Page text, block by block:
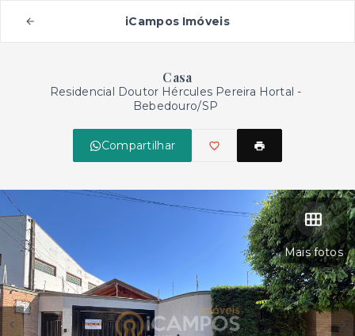
iCampos Imóveis
Casa
Residencial Doutor Hércules Pereira Hortal -
Bebedouro/SP
Compartilhar
Mais fotos